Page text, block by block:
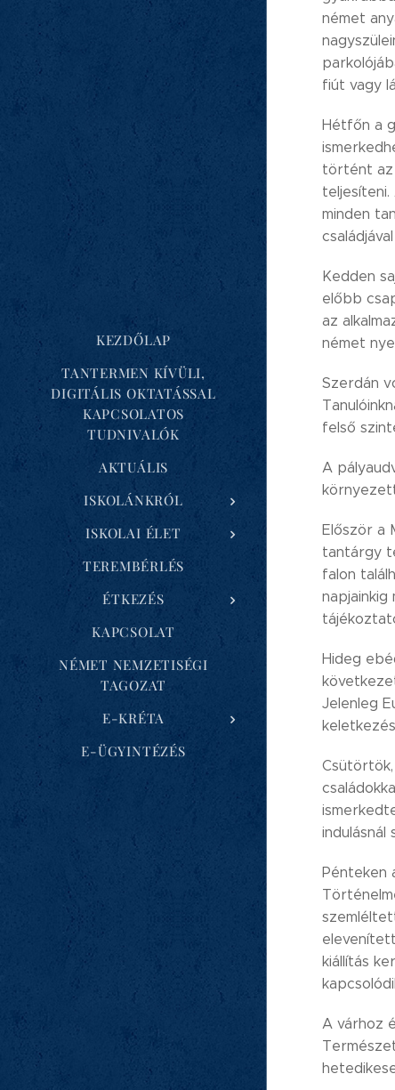
KEZDŐLAP
TANTERMEN KÍVÜLI,
DIGITÁLIS OKTATÁSSAL
KAPCSOLATOS
TUDNIVALÓK
AKTUÁLIS
ISKOLÁNKRÓL
ISKOLAI ÉLET
TEREMBÉRLÉS
ÉTKEZÉS
KAPCSOLAT
NÉMET NEMZETISÉGI
TAGOZAT
E-KRÉTA
E-ÜGYINTÉZÉS
német
fiút vagy
Hétfőn a
történt az
teljesíteni.
minden
Kedden
előbb
az
német
Szerdán
felső
A
Először a
tantárgy
falon
Hideg
Jelenleg
indulásnál
Pénteken
kiállítás
A várhoz